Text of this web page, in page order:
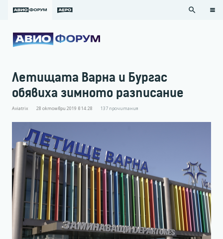
search
Летищата Варна и Бургас
обявиха зимното разписание
Aviatrix 28 октомври 2019 в 14:28 137 прочитания